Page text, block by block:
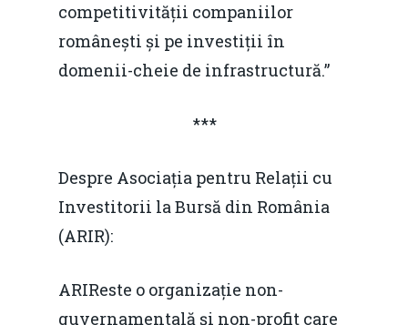
competitivității companiilor
românești și pe investiții în
domenii-cheie de infrastructură.”
***
Despre Asociația pentru Relații cu
Investitorii la Bursă din România
(ARIR):
ARIReste o organizație non-
guvernamentală și non-profit care
Home
Evenimente